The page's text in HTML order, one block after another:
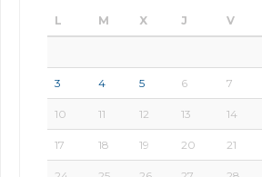
L M X J V
3 4 5 6 7
10 11 12 13 14
17 18 19 20 21